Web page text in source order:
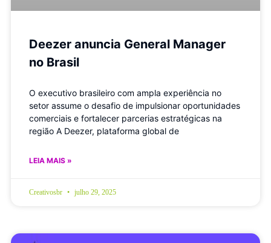
Deezer anuncia General Manager
no Brasil
O executivo brasileiro com ampla experiência no
setor assume o desafio de impulsionar oportunidades
comerciais e fortalecer parcerias estratégicas na
região A Deezer, plataforma global de
LEIA MAIS »
Creativosbr julho 29, 2025